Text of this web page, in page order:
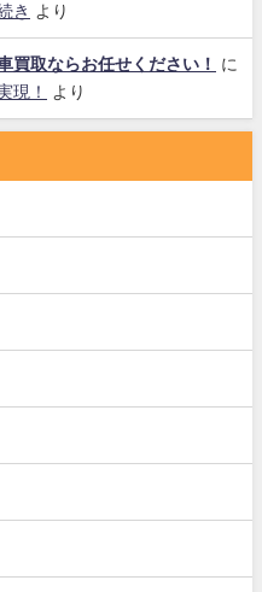
き
より
買取ならお任せください！
に
現！
より